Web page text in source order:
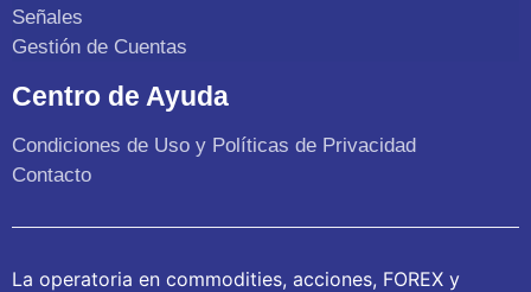
Señales
Gestión de Cuentas
Centro de Ayuda
Condiciones de Uso y Políticas de Privacidad
Contacto
La operatoria en commodities, acciones, FOREX y